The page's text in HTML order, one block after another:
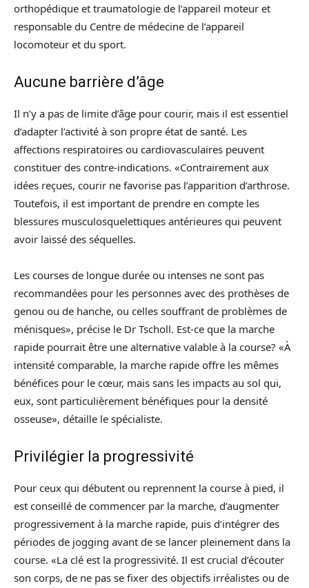
orthopédique et traumatologie de l’appareil moteur et
responsable du Centre de médecine de l’appareil
locomoteur et du sport.
Aucune barrière d’âge
Il n’y a pas de limite d’âge pour courir, mais il est essentiel
d’adapter l’activité à son propre état de santé. Les
affections respiratoires ou cardiovasculaires peuvent
constituer des contre-indications. «Contrairement aux
idées reçues, courir ne favorise pas l’apparition d’arthrose.
Toutefois, il est important de prendre en compte les
blessures musculosquelettiques antérieures qui peuvent
avoir laissé des séquelles.
Les courses de longue durée ou intenses ne sont pas
recommandées pour les personnes avec des prothèses de
genou ou de hanche, ou celles souffrant de problèmes de
ménisques», précise le Dr Tscholl. Est-ce que la marche
rapide pourrait être une alternative valable à la course? «À
intensité comparable, la marche rapide offre les mêmes
bénéfices pour le cœur, mais sans les impacts au sol qui,
eux, sont particulièrement bénéfiques pour la densité
osseuse», détaille le spécialiste.
Privilégier la progressivité
Pour ceux qui débutent ou reprennent la course à pied, il
est conseillé de commencer par la marche, d’augmenter
progressivement à la marche rapide, puis d’intégrer des
périodes de jogging avant de se lancer pleinement dans la
course. «La clé est la progressivité. Il est crucial d’écouter
son corps, de ne pas se fixer des objectifs irréalistes ou de